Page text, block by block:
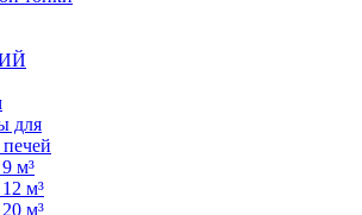
для
м³
м³
м³